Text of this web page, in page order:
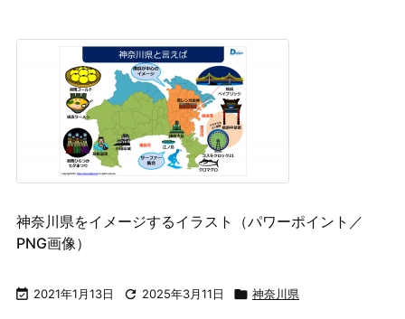
神奈川県をイメージするイラスト（パワーポイント／
PNG画像）
 2021年1月13日  2025年3月11日  神奈川県